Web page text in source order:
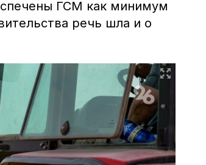
ГСМ как минимум
речь шла и о